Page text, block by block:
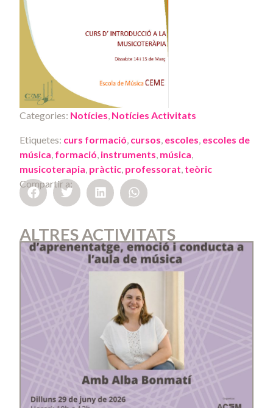
Categories: Notícies Notícies Activitats
Etiquetes: curs formació cursos escoles escoles de
música formació instruments música
musicoterapia pràctic professorat teòric
Compartir a:
ALTRES ACTIVITATS